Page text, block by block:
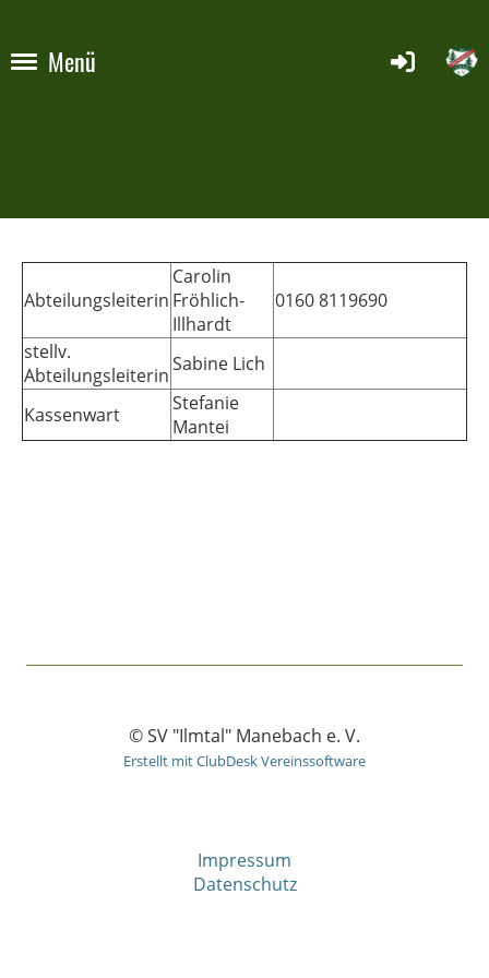
Menü
Abteilungsleiterin
Carolin
Fröhlich-
Illhardt
0160 8119690
stellv.
AbteilungsleiterinSabine Lich
Kassenwart
Stefanie
Mantei
© SV "Ilmtal" Manebach e. V.
Erstellt mit ClubDesk Vereinssoftware
Impressum
Datenschutz